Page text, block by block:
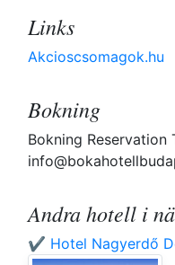
Links
Akcioscsomagok.hu
Bokning
Bokning Reservation
Andra hotell i
✔️ Hotel Nagyerdő